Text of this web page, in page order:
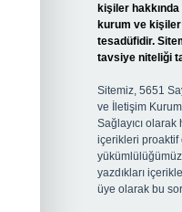
kişiler
kurum ve
tesadüfidir.
tavsiye niteliği
Sitemiz, 5651
ve İletişim
Sağlayıcı
içerikleri proaktif
yazdıkları
üye olarak bu